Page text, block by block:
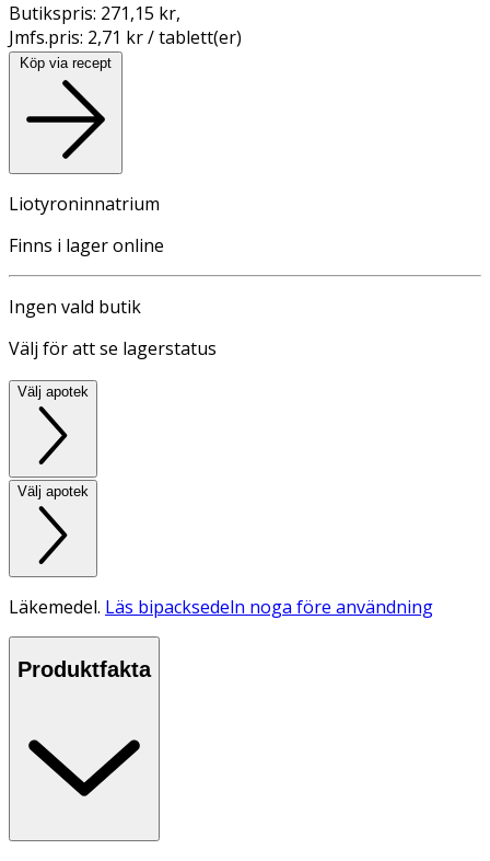
Butikspris: 271,15 kr,
Jmfs.pris: 2,71 kr / tablett(er)
Köp via recept
Liotyroninnatrium
Finns i lager online
Ingen vald butik
Välj för att se lagerstatus
Välj apotek
Välj apotek
Läkemedel. Läs bipacksedeln noga före användning
Produktfakta